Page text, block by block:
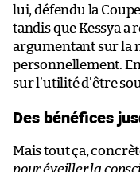
lui, défendu la
tandis que Kessya
argumentant sur la
personnellement.
sur l’utilité d’être
Des bénéfices
Mais tout ça,